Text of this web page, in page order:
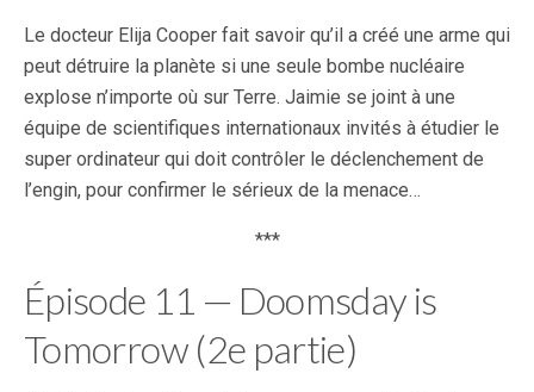
Le docteur Elija Cooper fait savoir qu’il a créé une arme qui
peut détruire la planète si une seule bombe nucléaire
explose n’importe où sur Terre. Jaimie se joint à une
équipe de scientifiques internationaux invités à étudier le
super ordinateur qui doit contrôler le déclenchement de
l’engin, pour confirmer le sérieux de la menace…
***
Épisode 11 — Doomsday is
Tomorrow (2e partie)